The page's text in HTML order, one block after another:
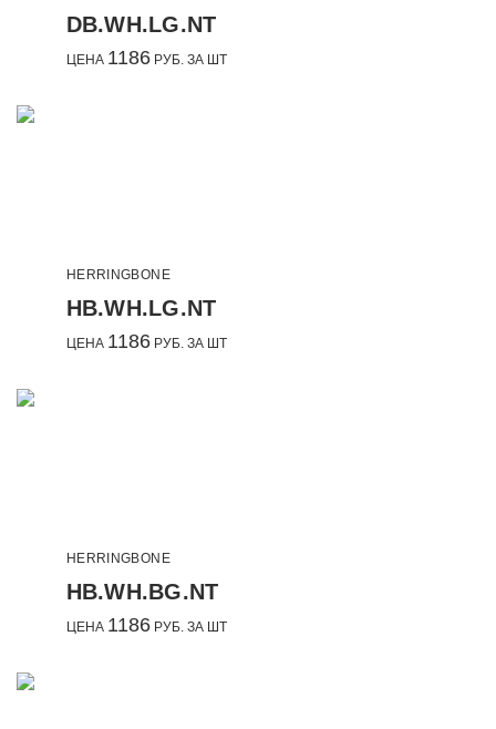
DB.WH.LG.NT
ЦЕНА 1186РУБ. ЗА ШТ
HERRINGBONE
HB.WH.LG.NT
ЦЕНА 1186РУБ. ЗА ШТ
HERRINGBONE
HB.WH.BG.NT
ЦЕНА 1186РУБ. ЗА ШТ